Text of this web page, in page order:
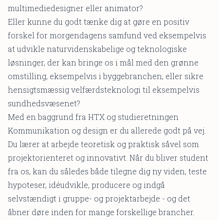
multimediedesigner eller animator?
Eller kunne du godt tænke dig at gøre en positiv
forskel for morgendagens samfund ved eksempelvis
at udvikle naturvidenskabelige og teknologiske
løsninger, der kan bringe os i mål med den grønne
omstilling, eksempelvis i byggebranchen, eller sikre
hensigtsmæssig velfærdsteknologi til eksempelvis
sundhedsvæsenet?
Med en baggrund fra HTX og studieretningen
Kommunikation og design er du allerede godt på vej.
Du lærer at arbejde teoretisk og praktisk såvel som
projektorienteret og innovativt. Når du bliver student
fra os, kan du således både tilegne dig ny viden, teste
hypoteser, idéudvikle, producere og indgå
selvstændigt i gruppe- og projektarbejde - og det
åbner døre inden for mange forskellige brancher.